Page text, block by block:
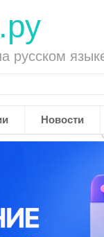
русском
Новости